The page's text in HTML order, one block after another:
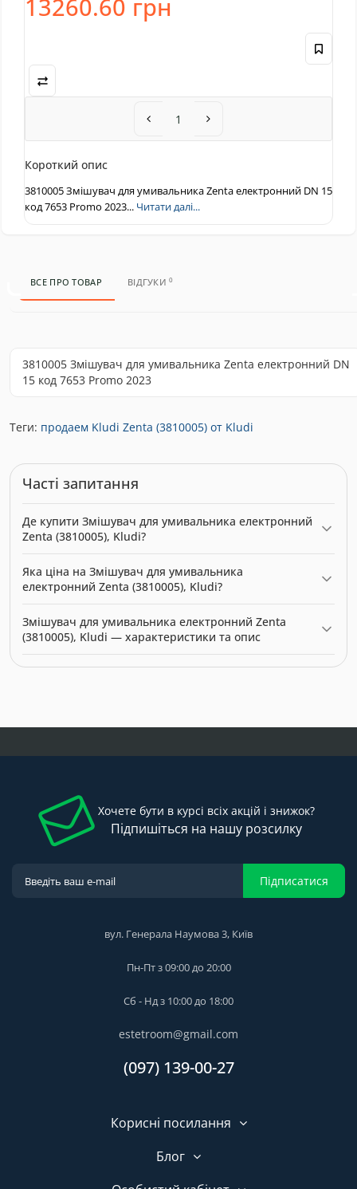
13260.60 грн
Короткий опис
3810005 Змішувач для умивальника Zenta електронний DN 15
код 7653 Promo 2023... Читати далі...
ВСЕ ПРО ТОВАР ВІДГУКИ0
3810005 Змішувач для умивальника Zenta електронний DN
15 код 7653 Promo 2023
Теги: продаем Kludi Zenta (3810005) от Kludi
Часті запитання
Де купити Змішувач для умивальника електронний
Zenta (3810005), Kludi?
можна купити в нашому інтернет-магазині за ціною 13260.60
грн. Категорія: .
Яка ціна на Змішувач для умивальника
електронний Zenta (3810005), Kludi?
Zenta (3810005), Kludi — 13260.60 грн. Виробник: Kludi.
Змішувач для умивальника електронний Zenta
(3810005), Kludi — характеристики та опис
Хочете бути в курсі всіх акцій і знижок?
Підпишіться на нашу розсилку
Підписатися
вул. Генерала Наумова 3, Київ
Пн-Пт з 09:00 до 20:00
Сб - Нд з 10:00 до 18:00
estetroom@gmail.com
(097) 139-00-27
Корисні посилання
Блог